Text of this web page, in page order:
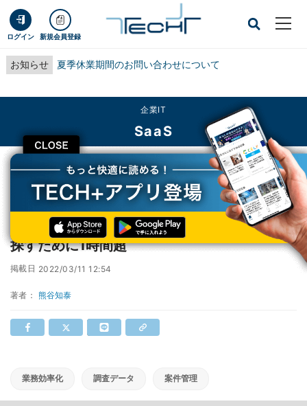
ログイン 新規会員登録
お知らせ 夏季休業期間のお問い合わせについて
CLOSE
企業IT
SaaS
TECH+ 企業IT
SaaS
上場準備時の契約管理業務、3割超が契約書を探すために1時間超
上場準備時の契約管理業務、3割超が契約書を
探すために1時間超
掲載日 2022/03/11 12:54
著者： 熊谷知泰
業務効率化 調査データ 案件管理